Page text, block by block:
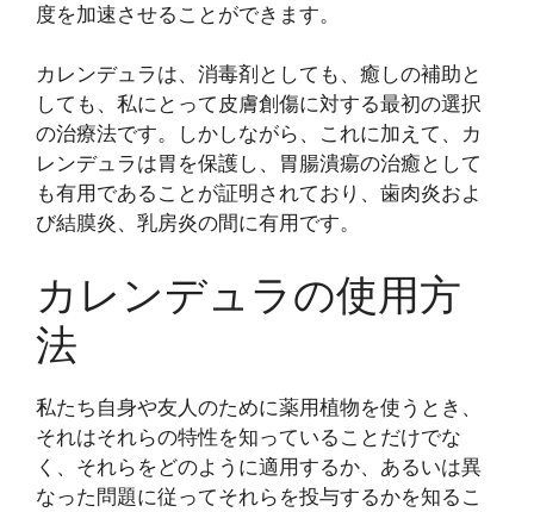
度を加速させることができます。
カレンデュラは、消毒剤としても、癒しの補助と
しても、私にとって皮膚創傷に対する最初の選択
の治療法です。しかしながら、これに加えて、カ
レンデュラは胃を保護し、胃腸潰瘍の治癒として
も有用であることが証明されており、歯肉炎およ
び結膜炎、乳房炎の間に有用です。
カレンデュラの使用方
法
私たち自身や友人のために薬用植物を使うとき、
それはそれらの特性を知っていることだけでな
く、それらをどのように適用するか、あるいは異
なった問題に従ってそれらを投与するかを知るこ